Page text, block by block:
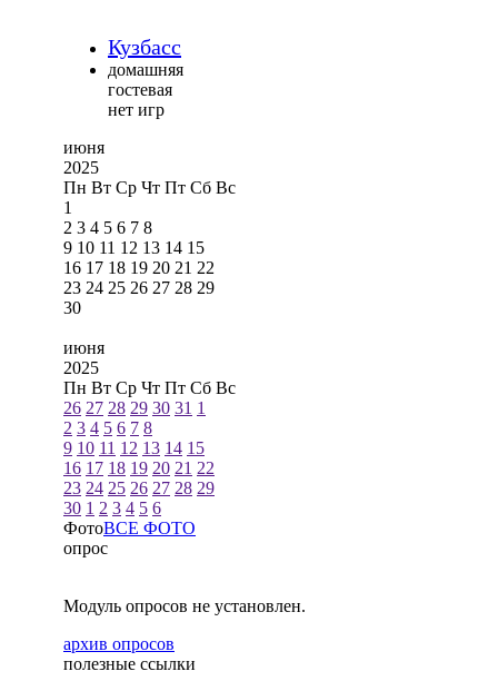
Кузбасс
домашняя
гостевая
нет игр
июня
2025
Пн Вт Ср Чт Пт Сб Вс
1
2 3 4 5 6 7 8
9 10 11 12 13 14 15
16 17 18 19 20 21 22
23 24 25 26 27 28 29
30
июня
2025
Пн Вт Ср Чт Пт Сб Вс
26 27 28 29 30 31 1
2 3 4 5 6 7 8
9 10 11 12 13 14 15
16 17 18 19 20 21 22
23 24 25 26 27 28 29
30 1 2 3 4 5 6
ФотоВСЕ ФОТО
опрос
Модуль опросов не установлен.
архив опросов
полезные ссылки